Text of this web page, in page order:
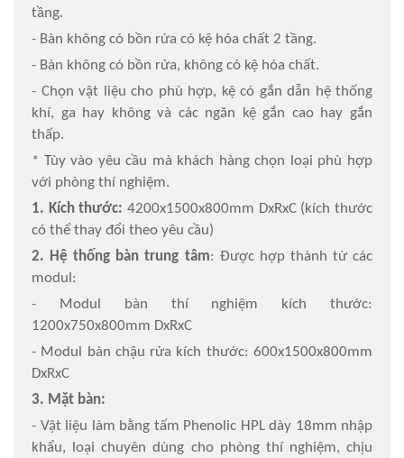
tầng.
- Bàn không có bồn rửa có kệ hóa chất 2 tầng.
- Bàn không có bồn rửa, không có kệ hóa chất.
- Chọn vật liệu cho phù hợp, kệ có gắn dẫn hệ thống
khí, ga hay không và các ngăn kệ gắn cao hay gắn
thấp.
* Tùy vào yêu cầu mà khách hàng chọn loại phù hợp
với phòng thí nghiệm.
1. Kích thước: 4200x1500x800mm DxRxC (kích thước
có thể thay đổi theo yêu cầu)
2. Hệ thống bàn trung tâm: Được hợp thành từ các
modul:
- Modul bàn thí nghiệm kích thước:
1200x750x800mm DxRxC
- Modul bàn chậu rửa kích thước: 600x1500x800mm
DxRxC
3. Mặt bàn:
- Vật liệu làm bằng tấm Phenolic HPL dày 18mm nhập
khẩu, loại chuyên dùng cho phòng thí nghiệm, chịu